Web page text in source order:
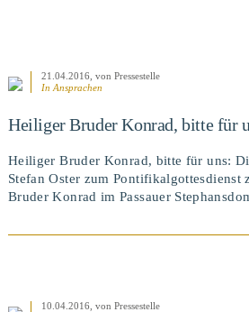
21.04.2016 , von Pressestelle
In Ansprachen
Heiliger Bruder Konrad, bitte für
Heiliger Bruder Konrad, bitte für uns:
Stefan Oster zum Pontifikalgottesdienst
Bruder Konrad im Passauer
10.04.2016 , von Pressestelle